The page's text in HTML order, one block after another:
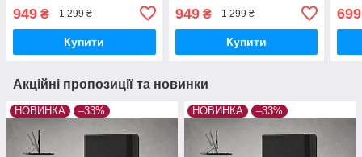
949 ₴ 1 299 ₴
Купити
949₴ 1 299 ₴
Купити
699
Акційні пропозиції та новинки
НОВИНКА –33% НОВИНКА –33%